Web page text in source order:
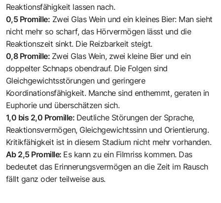
Reaktionsfähigkeit lassen nach.
0,5 Promille: Zwei Glas Wein und ein kleines Bier: Man sieht
nicht mehr so scharf, das Hörvermögen lässt und die
Reaktionszeit sinkt. Die Reizbarkeit steigt.
0,8 Promille: Zwei Glas Wein, zwei kleine Bier und ein
doppelter Schnaps obendrauf. Die Folgen sind
Gleichgewichtsstörungen und geringere
Koordinationsfähigkeit. Manche sind enthemmt, geraten in
Euphorie und überschätzen sich.
1,0 bis 2,0 Promille: Deutliche Störungen der Sprache,
Reaktionsvermögen, Gleichgewichtssinn und Orientierung.
Kritikfähigkeit ist in diesem Stadium nicht mehr vorhanden.
Ab 2,5 Promille: Es kann zu ein Filmriss kommen. Das
bedeutet das Erinnerungsvermögen an die Zeit im Rausch
fällt ganz oder teilweise aus.